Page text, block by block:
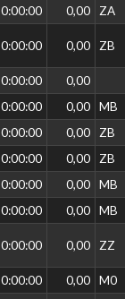
0:00:00 0,00 ZA
0:00:00 0,00 ZB
0:00:00
0,00
0:00:00 0,00
MB
0:00:00 0,00
ZB
0:00:00 0,00
ZB
0:00:00 0,00
MB
0:00:00 0,00 MB
0:00:00 0,00 ZZ
0:00:00 0,00
M0